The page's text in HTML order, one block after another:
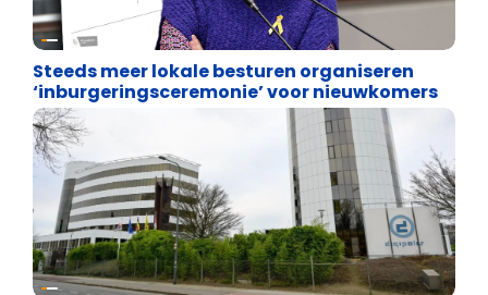
Binnenland politiek
Steeds meer lokale besturen organiseren
‘inburgeringsceremonie’ voor nieuwkomers
Binnenland politiek